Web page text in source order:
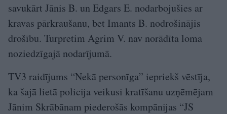
savukārt Jānis B. un Edgars E. nodarbojušies ar
kravas pārkraušanu, bet Imants B. nodrošinājis
drošību. Turpretim Agrim V. nav norādīta loma
noziedzīgajā nodarījumā.
TV3 raidījums “Nekā personīga” iepriekš vēstīja,
ka šajā lietā policija veikusi kratīšanu uzņēmējam
Jānim Skrābānam piederošās kompānijas “JS